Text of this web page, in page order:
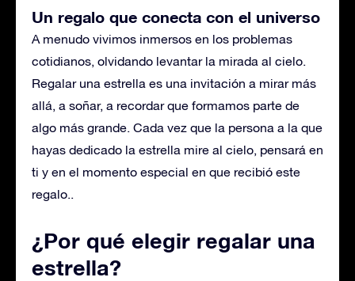
Un regalo que conecta con el universo
A menudo vivimos inmersos en los problemas
cotidianos, olvidando levantar la mirada al cielo.
Regalar una estrella es una invitación a mirar más
allá, a soñar, a recordar que formamos parte de
algo más grande. Cada vez que la persona a la que
hayas dedicado la estrella mire al cielo, pensará en
ti y en el momento especial en que recibió este
regalo..
¿Por qué elegir regalar una
estrella?